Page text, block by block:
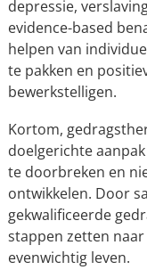
depressie,
evidence-based
helpen van
te pakken en
bewerkstelligen.
Kortom,
doelgerichte
te doorbreken en
ontwikkelen. Door
gekwalificeerde
stappen zetten
evenwichtig leven.